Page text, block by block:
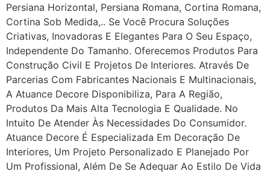
Persiana Horizontal, Persiana Romana, Cortina Romana,
Cortina Sob Medida,.. Se Você Procura Soluções
Criativas, Inovadoras E Elegantes Para O Seu Espaço,
Independente Do Tamanho. Oferecemos Produtos Para
Construção Civil E Projetos De Interiores. Através De
Parcerias Com Fabricantes Nacionais E Multinacionais,
A Atuance Decore Disponibiliza, Para A Região,
Produtos Da Mais Alta Tecnologia E Qualidade. No
Intuito De Atender Às Necessidades Do Consumidor.
Atuance Decore É Especializada Em Decoração De
Interiores, Um Projeto Personalizado E Planejado Por
Um Profissional, Além De Se Adequar Ao Estilo De Vida